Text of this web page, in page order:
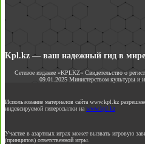
Kpl.kz — ваш надежный гид в мире
Сетевое издание «KPLKZ» Свидетельство о
09.01.2025 Министерством культуры и
Использование материалов сайта www.kpl.kz
индексируемой гиперссылки на www.kpl.kz
Участие в азартных играх может вызвать игровую
(принципов) ответственной игры.